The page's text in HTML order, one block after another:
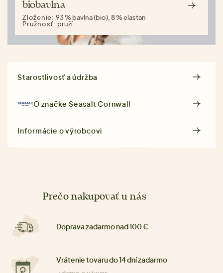
biobavlna
Zloženie: 93 % bavlna (bio), 8 % elastan
Pružnosť: pruží
Starostlivosť a údržba
O značkeSeasalt Cornwall
Informácie o výrobcovi
Prečo nakupovať u nás
Doprava zadarmo nad 100 €
Vrátenie tovaru do 14 dní zadarmo